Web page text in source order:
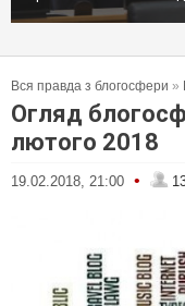
Вся правда з блогосфери »
Огляд
лютого 2018
19.02.2018, 21:00 •